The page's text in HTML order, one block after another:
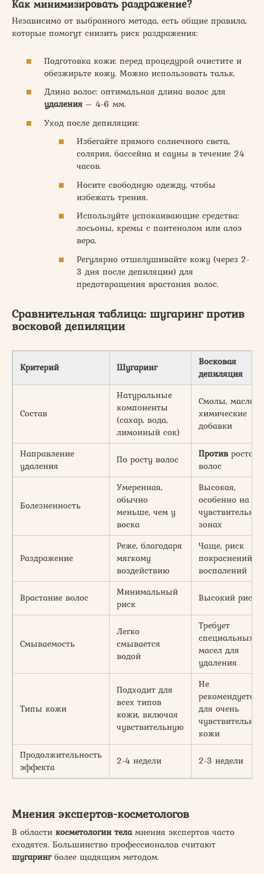
Как минимизировать раздражение?
Независимо от выбранного метода, есть общие правила,
которые помогут снизить риск раздражения:
Подготовка кожи: перед процедурой очистите и
обезжирьте кожу. Можно использовать тальк.
Длина волос: оптимальная длина волос для
удаления – 4-6 мм.
Уход после депиляции:
Избегайте прямого солнечного света,
солярия, бассейна и сауны в течение 24
часов.
Носите свободную одежду, чтобы
избежать трения.
Используйте успокаивающие средства:
лосьоны, кремы с пантенолом или алоэ
вера.
Регулярно отшелушивайте кожу (через 2-
3 дня после депиляции) для
предотвращения врастания волос.
Сравнительная таблица: шугаринг против
восковой депиляции
Критерий Шугаринг
Восковая
депиляция
Состав
Натуральные
компоненты
(сахар, вода,
лимонный сок)
Смолы, масла,
химические
добавки
Направление
удаления
По росту волос Против роста
волос
Болезненность
Умеренная,
обычно
меньше, чем у
воска
Высокая,
особенно на
зонах
Раздражение
Реже, благодаря
мягкому
воздействию
Чаще, риск
покраснений,
воспалений
Врастание волос
Минимальный
риск
Высокий риск
Смываемость
Легко
смывается
водой
Требует
специальных
масел для
удаления
Типы кожи
Подходит для
всех типов
кожи, включая
чувствительную
Не
рекомендуется
для очень
чувствительной
кожи
Продолжительность
эффекта
2-4 недели 2-3 недели
Мнения экспертов-косметологов
В области косметологии теламнения экспертов часто
сходятся. Большинство профессионалов считают
шугарингболее щадящим методом.